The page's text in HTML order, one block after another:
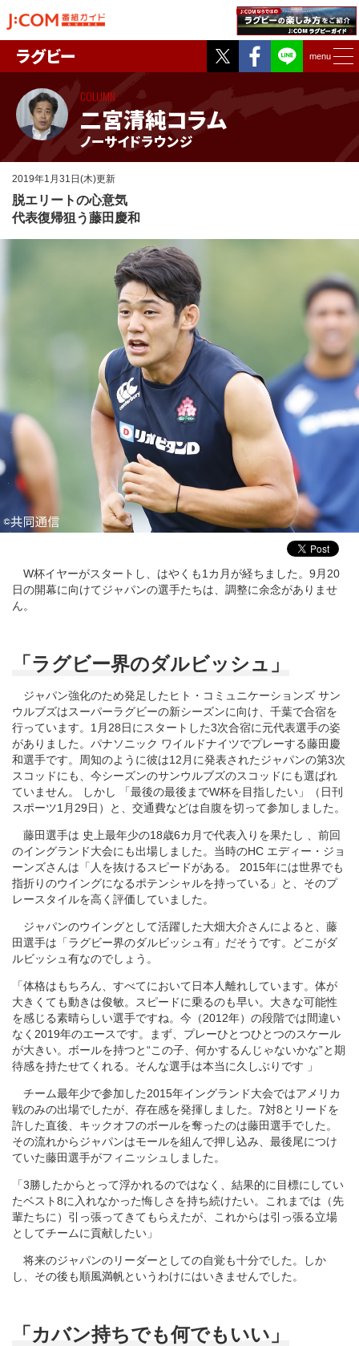
Twitter
Facebook
menu
ラグビー
二宮清純コラム
ノーサイドラウンジ
COLUMN
2019年1月31日(木)更新
脱エリートの心意気
代表復帰狙う藤田慶和
W杯イヤーがスタートし、はやくも1カ月が経ちました。9月20
日の開幕に向けてジャパンの選手たちは、調整に余念がありませ
ん。
「ラグビー界のダルビッシュ」
ジャパン強化のため発足したヒト・コミュニケーションズ サン
ウルブズはスーパーラグビーの新シーズンに向け、千葉で合宿を
行っています。1月28日にスタートした3次合宿に元代表選手の姿
がありました。パナソニック ワイルドナイツでプレーする藤田慶
和選手です。周知のように彼は12月に発表されたジャパンの第3次
スコッドにも、今シーズンのサンウルブズのスコッドにも選ばれ
ていません。 しかし 「最後の最後までW杯を目指したい」（日刊
スポーツ1月29日）と、交通費などは自腹を切って参加しました。
藤田選手は 史上最年少の18歳6カ月で代表入りを果たし 、前回
のイングランド大会にも出場しました。当時のHC エディー・ジョ
ーンズさんは「人を抜けるスピードがある。 2015年には世界でも
指折りのウイングになるポテンシャルを持っている」と、そのプ
レースタイルを高く評価していました。
ジャパンのウイングとして活躍した大畑大介さんによると、藤
田選手は「ラグビー界のダルビッシュ有」だそうです。どこがダ
ルビッシュ有なのでしょう。
「体格はもちろん、すべてにおいて日本人離れしています。体が
大きくても動きは俊敏。スピードに乗るのも早い。大きな可能性
を感じる素晴らしい選手ですね。今（2012年）の段階では間違い
なく2019年のエースです。まず、プレーひとつひとつのスケール
が大きい。ボールを持つと“この子、何かするんじゃないかな”と期
待感を持たせてくれる。そんな選手は本当に久しぶりです 」
チーム最年少で参加した2015年イングランド大会ではアメリカ
戦のみの出場でしたが、存在感を発揮しました。7対8とリードを
許した直後、キックオフのボールを奪ったのは藤田選手でした。
その流れからジャパンはモールを組んで押し込み、最後尾につけ
ていた藤田選手がフィニッシュしました。
「3勝したからとって浮かれるのではなく、結果的に目標にしてい
たベスト8に入れなかった悔しさを持ち続けたい。これまでは（先
輩たちに）引っ張ってきてもらえたが、これからは引っ張る立場
としてチームに貢献したい」
将来のジャパンのリーダーとしての自覚も十分でした。しか
し、その後も順風満帆というわけにはいきませんでした。
「カバン持ちでも何でもいい」